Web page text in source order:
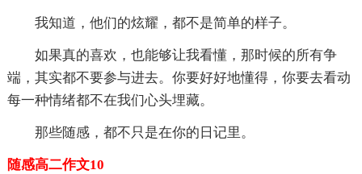
我知道，他们的炫耀，都不是简单的样子。
如果真的喜欢，也能够让我看懂，那时候的所有争
端，其实都不要参与进去。你要好好地懂得，你要去看动
每一种情绪都不在我们心头埋藏。
那些随感，都不只是在你的日记里。
随感高二作文10